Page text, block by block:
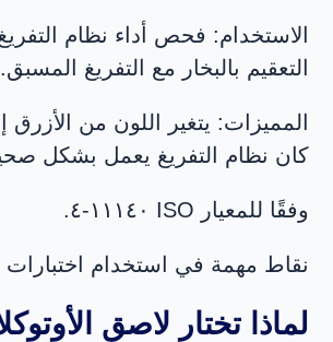
الاستخدام: فحص أداء نظام
التعقيم بالبخار مع التفريغ المسبق.
المميزات: يتغير اللون من الأزرق
كان نظام التفريغ يعمل بشكل
وفقًا للمعيار ISO ١١١٤٠-٤.
نقاط مهمة في استخدام اختبارات
لماذا تختار لاصق